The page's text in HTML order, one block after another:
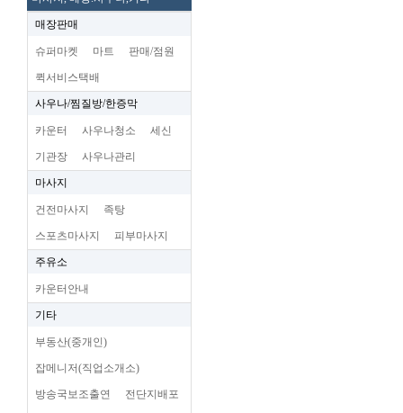
매장판매
슈퍼마켓 마트 판매/점원
퀵서비스택배
사우나/찜질방/한증막
카운터 사우나청소 세신
기관장 사우나관리
마사지
건전마사지 족탕
스포츠마사지 피부마사지
주유소
카운터안내
기타
부동산(중개인)
잡메니저(직업소개소)
방송국보조출연 전단지배포